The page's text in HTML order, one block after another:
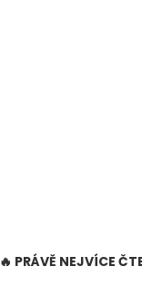
🔥 PRÁVĚ NEJVÍCE